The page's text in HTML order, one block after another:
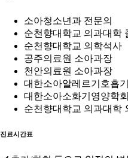
소아청소년과 전문의
순천향대학교 의과대학
순천향대학교 의학석사
공주의료원 소아과장
천안의료원 소아과장
대한소아알레르기호흡
대한소아소화기영양학
순천향대학교 의과대학
진료시간표